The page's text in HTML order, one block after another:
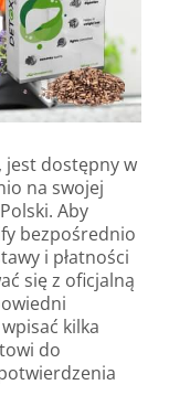
jest dostępny w
na swojej
Aby
bezpośrednio
i płatności
się z oficjalną
kilka
do